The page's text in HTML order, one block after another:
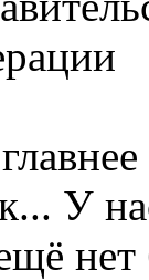
У
нет